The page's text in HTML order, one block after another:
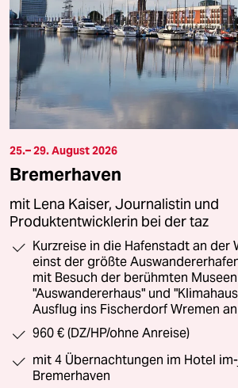
25.– 29. August 2026
Bremerhaven
mit Lena Kaiser, Journalistin und
Produktentwicklerin bei der taz
Kurzreise in die Hafenstadt an der
einst der größte
mit Besuch der berühmten Museen
"Auswandererhaus" und
Ausflug ins Fischerdorf Wremen
960 € (DZ/HP/ohne Anreise)
mit 4 Übernachtungen im Hotel
Bremerhaven